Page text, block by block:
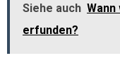
Siehe auch
erfunden?